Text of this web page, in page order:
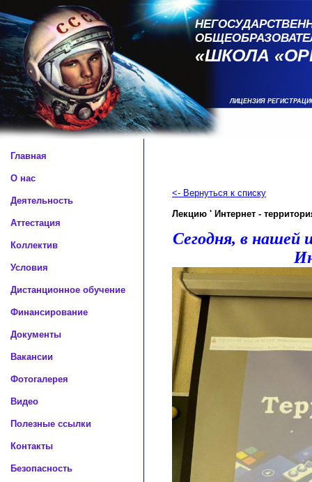
«ШКОЛА
ЛИЦЕНЗИЯ
Главная
О нас
Деятельность
Аттестация
Коллектив
Условия
Дистанционное обучение
Финансирование
Документы
Вакансии
Фотогалерея
Видео
Полезные ссылки
Контакты
Безопасность
<- Вернуться к списку
Лекцию ' Интернет -
Сегодня, в нашей